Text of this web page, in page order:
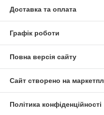
Доставка та оплата
Графік роботи
Повна версія сайту
Сайт створено на
Політика конфіденційності